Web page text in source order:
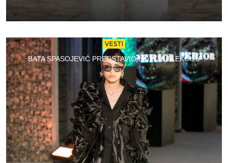
VESTI
BATA SPASOJEVIĆ PREDSTAVIO NOVU KOLEKCIJU